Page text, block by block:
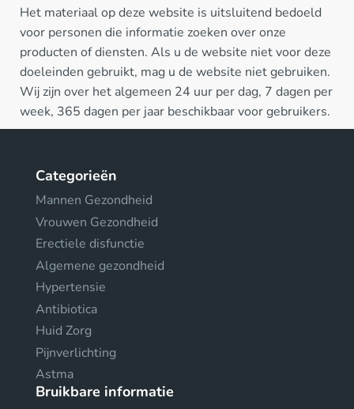
Het materiaal op deze website is uitsluitend bedoeld
voor personen die informatie zoeken over onze
producten of diensten. Als u de website niet voor deze
doeleinden gebruikt, mag u de website niet gebruiken.
Wij zijn over het algemeen 24 uur per dag, 7 dagen per
week, 365 dagen per jaar beschikbaar voor gebruikers.
Categorieën
Mannen Gezondheid
Vrouwen Gezondheid
Erectiele disfunctie
Algemene gezondheid
Hypertensie
Antibiotica
Huid Zorg
Pijnverlichting
Astma
Bruikbare informatie